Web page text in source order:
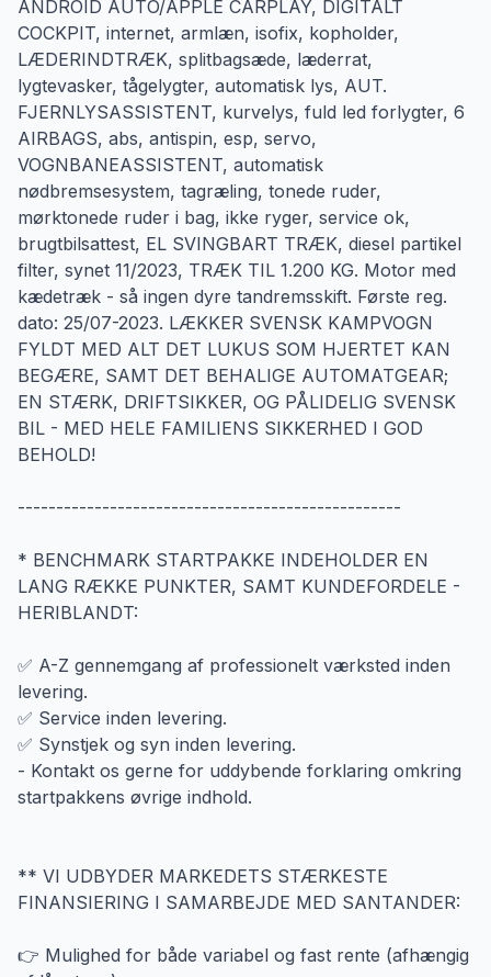
ANDROID AUTO/APPLE CARPLAY, DIGITALT
COCKPIT, internet, armlæn, isofix, kopholder,
LÆDERINDTRÆK, splitbagsæde, læderrat,
lygtevasker, tågelygter, automatisk lys, AUT.
FJERNLYSASSISTENT, kurvelys, fuld led forlygter, 6
AIRBAGS, abs, antispin, esp, servo,
VOGNBANEASSISTENT, automatisk
nødbremsesystem, tagræling, tonede ruder,
mørktonede ruder i bag, ikke ryger, service ok,
brugtbilsattest, EL SVINGBART TRÆK, diesel partikel
filter, synet 11/2023, TRÆK TIL 1.200 KG. Motor med
kædetræk - så ingen dyre tandremsskift. Første reg.
dato: 25/07-2023. LÆKKER SVENSK KAMPVOGN
FYLDT MED ALT DET LUKUS SOM HJERTET KAN
BEGÆRE, SAMT DET BEHALIGE AUTOMATGEAR;
EN STÆRK, DRIFTSIKKER, OG PÅLIDELIG SVENSK
BIL - MED HELE FAMILIENS SIKKERHED I GOD
BEHOLD!
--------------------------------------------------
* BENCHMARK STARTPAKKE INDEHOLDER EN
LANG RÆKKE PUNKTER, SAMT KUNDEFORDELE -
HERIBLANDT:
✅ A-Z gennemgang af professionelt værksted inden
levering.
✅ Service inden levering.
✅ Synstjek og syn inden levering.
- Kontakt os gerne for uddybende forklaring omkring
startpakkens øvrige indhold.
** VI UDBYDER MARKEDETS STÆRKESTE
FINANSIERING I SAMARBEJDE MED SANTANDER:
👉 Mulighed for både variabel og fast rente (afhængig